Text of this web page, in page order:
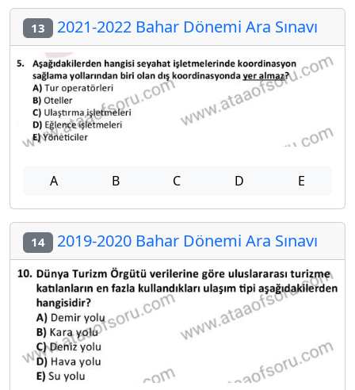
13 2021-2022 Bahar Dönemi Ara Sınavı
A B C D E
14 2019-2020 Bahar Dönemi Ara Sınavı